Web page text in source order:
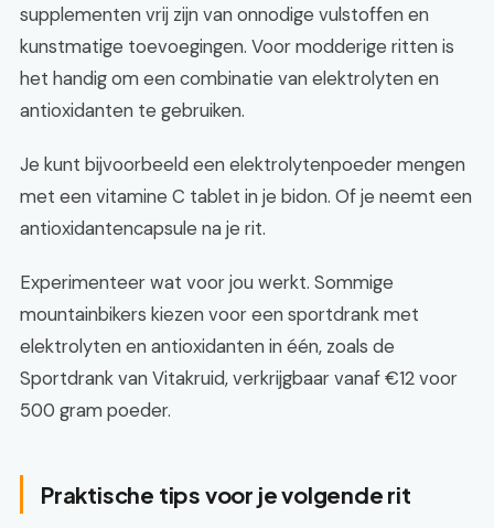
supplementen vrij zijn van onnodige vulstoffen en
kunstmatige toevoegingen. Voor modderige ritten is
het handig om een combinatie van elektrolyten en
antioxidanten te gebruiken.
Je kunt bijvoorbeeld een elektrolytenpoeder mengen
met een vitamine C tablet in je bidon. Of je neemt een
antioxidantencapsule na je rit.
Experimenteer wat voor jou werkt. Sommige
mountainbikers kiezen voor een sportdrank met
elektrolyten en antioxidanten in één, zoals de
Sportdrank van Vitakruid, verkrijgbaar vanaf €12 voor
500 gram poeder.
Praktische tips voor je volgende rit